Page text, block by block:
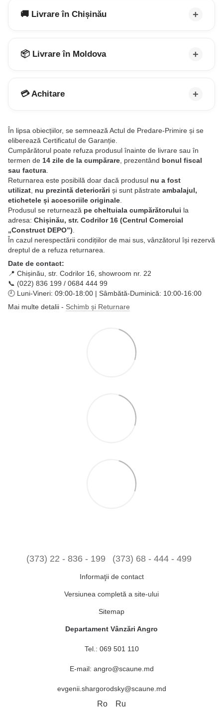
🚚 Livrare în Chișinău
📦 Livrare în Moldova
💳 Achitare
În lipsa obiecțiilor, se semnează Actul de Predare-Primire și se
eliberează Certificatul de Garanție.
Cumpărătorul poate refuza produsul înainte de livrare sau în
termen de 14 zile de la cumpărare , prezentând bonul fiscal
sau factura
Returnarea este posibilă doar dacă produsul nu a fost
utilizat nu prezintă deteriorări și sunt păstrate ambalajul,
etichetele și accesoriile originale
Produsul se returnează pe cheltuiala cumpărătorului la
adresa: Chișinău, str. Codrilor 16 (Centrul Comercial
„Construct DEPO”)
În cazul nerespectării condițiilor de mai sus, vânzătorul își rezervă
dreptul de a refuza returnarea.
Date de contact:
📍 Chișinău, str. Codrilor 16, showroom nr. 22
📞 (022) 836 199 / 0684 444 99
🕘 Luni-Vineri: 09:00-18:00 | Sâmbătă-Duminică: 10:00-16:00
Mai multe detalii - Schimb și Returnare
(373) 22 - 836 - 199 (373) 68 - 444 - 499
Informaţii de contact
Versiunea completă a site-ului
Sitemap
Departament Vânzări Angro
Tel.: 069 501 110
E-mail: angro@scaune.md
evgenii.shargorodsky@scaune.md
Ro Ru